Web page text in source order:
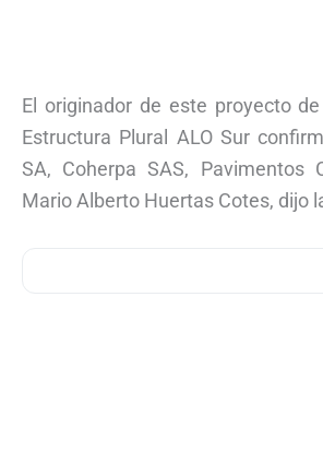
El originador de este proyecto
Estructura Plural ALO Sur
SA, Coherpa SAS, Pavimentos
Mario Alberto Huertas Cotes, dijo